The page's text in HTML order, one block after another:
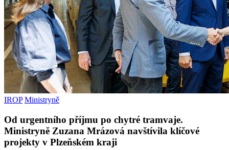
IROP Ministryně
Od urgentního příjmu po chytré tramvaje.
Ministryně Zuzana Mrázová navštívila klíčové
projekty v Plzeňském kraji